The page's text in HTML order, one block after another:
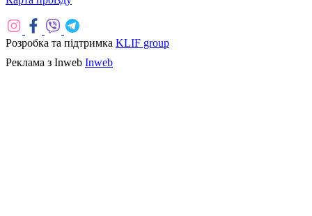
Розробка та підтримка KLIF group
Реклама з Inweb Inweb